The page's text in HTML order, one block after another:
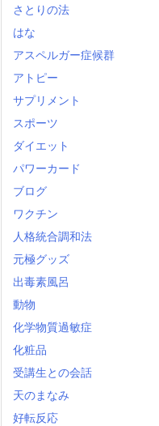
さとりの法
はな
アスペルガー症候群
アトピー
サプリメント
スポーツ
ダイエット
パワーカード
ブログ
ワクチン
人格統合調和法
元極グッズ
出毒素風呂
動物
化学物質過敏症
化粧品
受講生との会話
天のまなみ
好転反応